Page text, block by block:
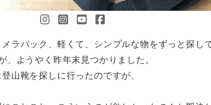
ラバック、軽くて、シンプルな物をずっと探し
ようやく昨年末見つかりました。
山靴を探しに行ったのですが、